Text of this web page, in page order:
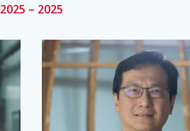
2025 – 2025